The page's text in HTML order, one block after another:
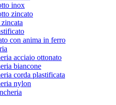
inox
zincato
con anima in ferro
acciaio ottonato
biancone
corda plastificata
nylon